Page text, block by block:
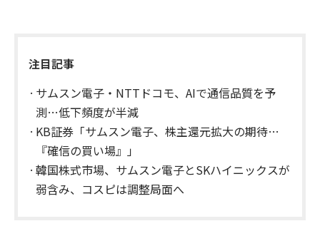
注目記事
サムスン電子・NTTドコモ、AIで通信品質を予
測…低下頻度が半減
KB証券「サムスン電子、株主還元拡大の期待…
『確信の買い場』」
韓国株式市場、サムスン電子とSKハイニックスが
弱含み、コスピは調整局面へ